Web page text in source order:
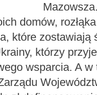
domów,
które zostawiają
którzy
wsparcia. A w